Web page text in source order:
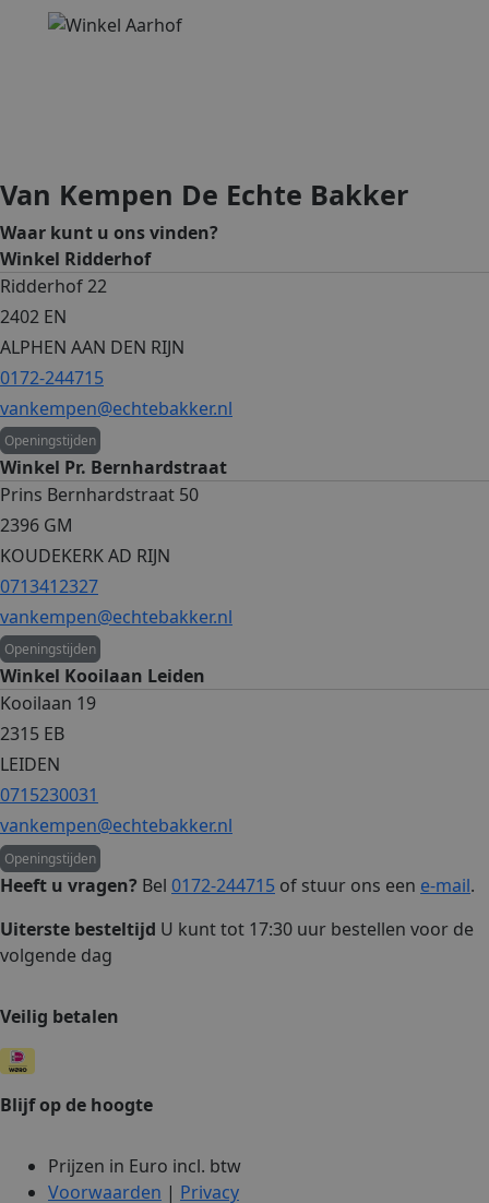
Van Kempen De Echte Bakker
Waar kunt u ons vinden?
Winkel Ridderhof
Ridderhof 22
2402 EN
ALPHEN AAN DEN RIJN
0172-244715
vankempen@echtebakker.nl
Openingstijden
Winkel Pr. Bernhardstraat
Prins Bernhardstraat 50
2396 GM
KOUDEKERK AD RIJN
0713412327
vankempen@echtebakker.nl
Openingstijden
Winkel Kooilaan Leiden
Kooilaan 19
2315 EB
LEIDEN
0715230031
vankempen@echtebakker.nl
Openingstijden
Heeft u vragen? Bel 0172-244715 of stuur ons een e-mail.
Uiterste besteltijd U kunt tot 17:30 uur bestellen voor de
volgende dag
Veilig betalen
Blijf op de hoogte
Prijzen in Euro incl. btw
Voorwaarden | Privacy